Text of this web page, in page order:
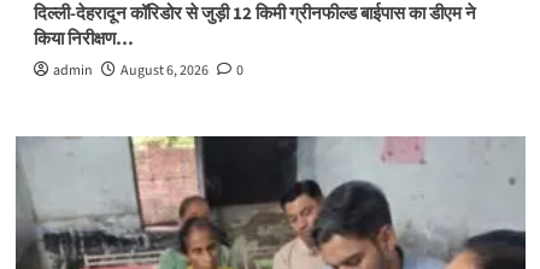
दिल्ली-देहरादून कॉरिडोर से जुड़ी 12 किमी ग्रीनफील्ड बाईपास का डीएम ने
किया निरीक्षण…
admin August 6, 2026 0